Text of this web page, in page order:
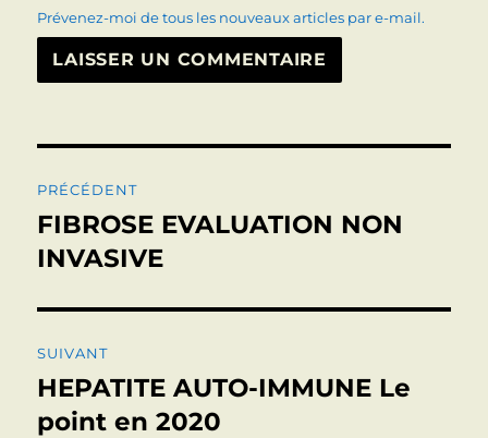
Prévenez-moi de tous les nouveaux articles par e-mail.
de
l’article
PRÉCÉDENT
Publication
précédente :
FIBROSE EVALUATION NON
INVASIVE
SUIVANT
Publication
suivante :
HEPATITE AUTO-IMMUNE Le
point en 2020